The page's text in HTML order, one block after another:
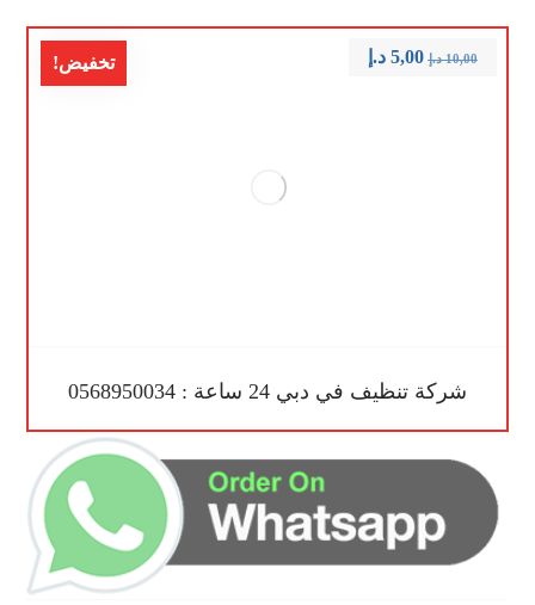
تخفيض!
شركة تنظيف في دبي 24 ساعة : 0568950034
10,00 د.إ 5,00 د.إ